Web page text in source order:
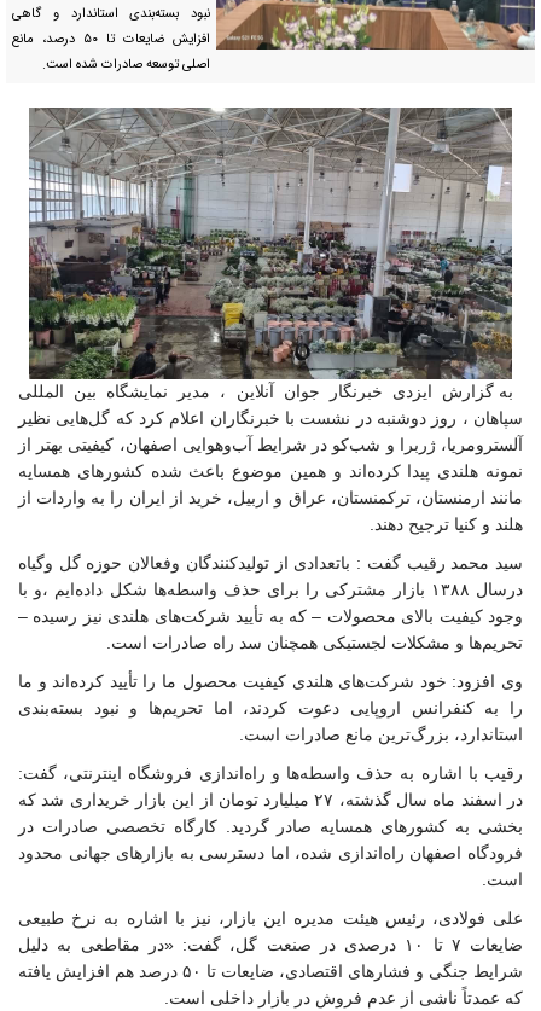
نبود بسته‌بندی استاندارد و گاهی
افزایش ضایعات تا ۵۰ درصد، مانع
اصلی توسعه صادرات شده است.
به گزارش ایزدی خبرنگار جوان آنلاین ، مدیر نمایشگاه بین المللی
سپاهان ، روز دوشنبه در نشست با خبرنگاران اعلام کرد که گل‌هایی نظیر
آلسترومریا، ژربرا و شب‌کو در شرایط آب‌وهوایی اصفهان، کیفیتی بهتر از
نمونه هلندی پیدا کرده‌اند و همین موضوع باعث شده کشورهای همسایه
مانند ارمنستان، ترکمنستان، عراق و اربیل، خرید از ایران را به واردات از
هلند و کنیا ترجیح دهند.
سید محمد رقیب گفت : باتعدادی از تولیدکنندگان وفعالان حوزه گل وگیاه
درسال ۱۳۸۸ بازار مشترکی را برای حذف واسطه‌ها شکل داده‌ایم ،و با
وجود کیفیت بالای محصولات – که به تأیید شرکت‌های هلندی نیز رسیده –
تحریم‌ها و مشکلات لجستیکی همچنان سد راه صادرات است.
وی افزود: خود شرکت‌های هلندی کیفیت محصول ما را تأیید کرده‌اند و ما
را به کنفرانس اروپایی دعوت کردند، اما تحریم‌ها و نبود بسته‌بندی
استاندارد، بزرگ‌ترین مانع صادرات است.
رقیب با اشاره به حذف واسطه‌ها و راه‌اندازی فروشگاه اینترنتی، گفت:
در اسفند ماه سال گذشته، ۲۷ میلیارد تومان از این بازار خریداری شد که
بخشی به کشورهای همسایه صادر گردید. کارگاه تخصصی صادرات در
فرودگاه اصفهان راه‌اندازی شده، اما دسترسی به بازارهای جهانی محدود
است.
علی فولادی، رئیس هیئت مدیره این بازار، نیز با اشاره به نرخ طبیعی
ضایعات ۷ تا ۱۰ درصدی در صنعت گل، گفت: «در مقاطعی به دلیل
شرایط جنگی و فشارهای اقتصادی، ضایعات تا ۵۰ درصد هم افزایش یافته
که عمدتاً ناشی از عدم فروش در بازار داخلی است.